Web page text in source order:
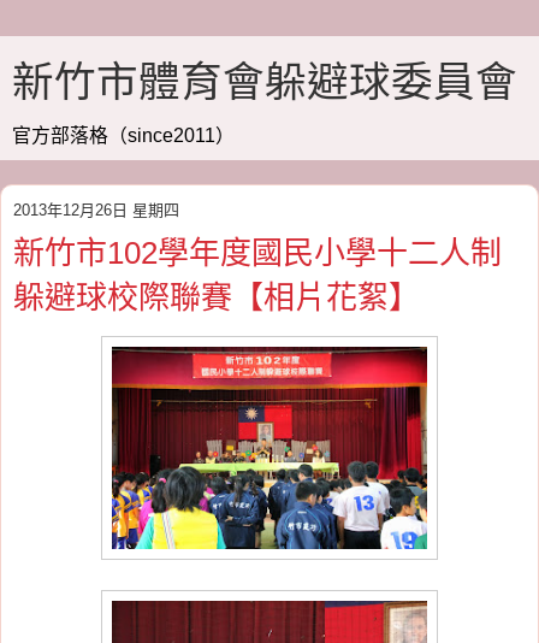
新竹市體育會躲避球委員會
官方部落格（since2011）
2013年12月26日 星期四
新竹市102學年度國民小學十二人制
躲避球校際聯賽【相片花絮】